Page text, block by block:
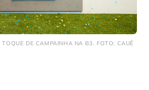
TOQUE DE CAMPAINHA NA B3. FOTO: CAUÊ